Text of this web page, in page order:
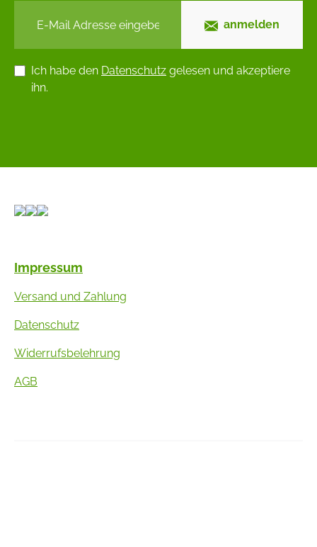
anmelden
Ich habe den Datenschutz gelesen und akzeptiere
ihn.
Impressum
Versand und Zahlung
Datenschutz
Widerrufsbelehrung
AGB